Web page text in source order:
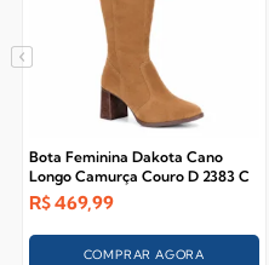
Bota Feminina Dakota Cano
Longo Camurça Couro D 2383 C
R$469,99
COMPRAR AGORA